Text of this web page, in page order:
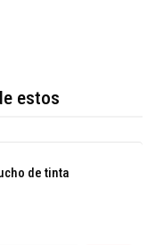
estos
de tinta